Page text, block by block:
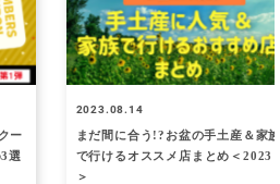
ー
選
2023.08.14
まだ間に合う!?お盆の手土産＆家
で行けるオススメ店まとめ＜2023
＞